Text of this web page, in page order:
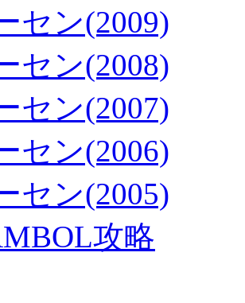
セン(2009)
セン(2008)
セン(2007)
セン(2006)
セン(2005)
攻略